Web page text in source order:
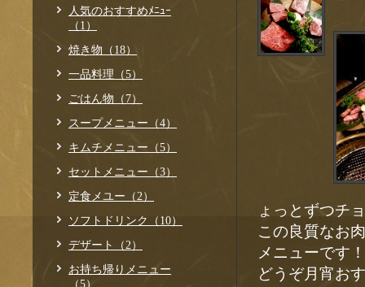
ょっとずつチ
この良質なお
メニューです！
どうぞ月宵お
人気のおすすめﾒﾆｭｰ
（1）
焼き物（18）
一品料理（5）
ごはん物（7）
スープメニュー（4）
キムチメニュー（5）
セットメニュー（3）
定食メユー（2）
ソフトドリンク（10）
デザート（2）
お持ち帰りメニュー
（5）